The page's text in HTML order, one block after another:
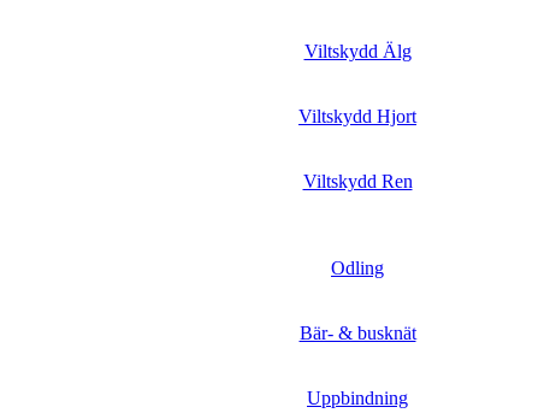
Viltskydd Älg
Viltskydd Hjort
Viltskydd Ren
Odling
Bär- & busknät
Uppbindning